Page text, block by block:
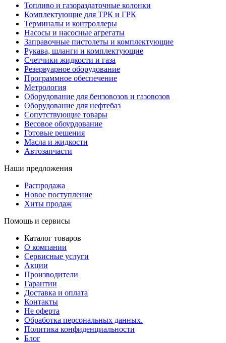
Топливо и газораздаточные колонки
Комплектующие для ТРК и ГРК
Терминалы и контроллеры
Насосы и насосные агрегаты
Заправочные пистолеты и комплектующие
Рукава, шланги и комплектующие
Счетчики жидкости и газа
Резервуарное оборудование
Программное обеспечение
Метрология
Оборудование для бензовозов и газовозов
Оборудование для нефтебаз
Сопутствующие товары
Весовое обоурдование
Готовые решения
Масла и жидкости
Автозапчасти
Наши предложения
Распродажа
Новое поступление
Хиты продаж
Помощь и сервисы
Каталог товаров
О компании
Сервисные услуги
Акции
Производители
Гарантии
Доставка и оплата
Контакты
Не оферта
Обработка персональных данных.
Политика конфиденциальности
Блог